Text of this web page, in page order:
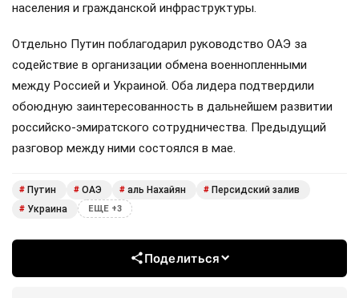
населения и гражданской инфраструктуры.
Отдельно Путин поблагодарил руководство ОАЭ за
содействие в организации обмена военнопленными
между Россией и Украиной. Оба лидера подтвердили
обоюдную заинтересованность в дальнейшем развитии
российско-эмиратского сотрудничества. Предыдущий
разговор между ними состоялся в мае.
# Путин # ОАЭ # аль Нахайян # Персидский залив
# Украина ЕЩЕ +3
Поделиться